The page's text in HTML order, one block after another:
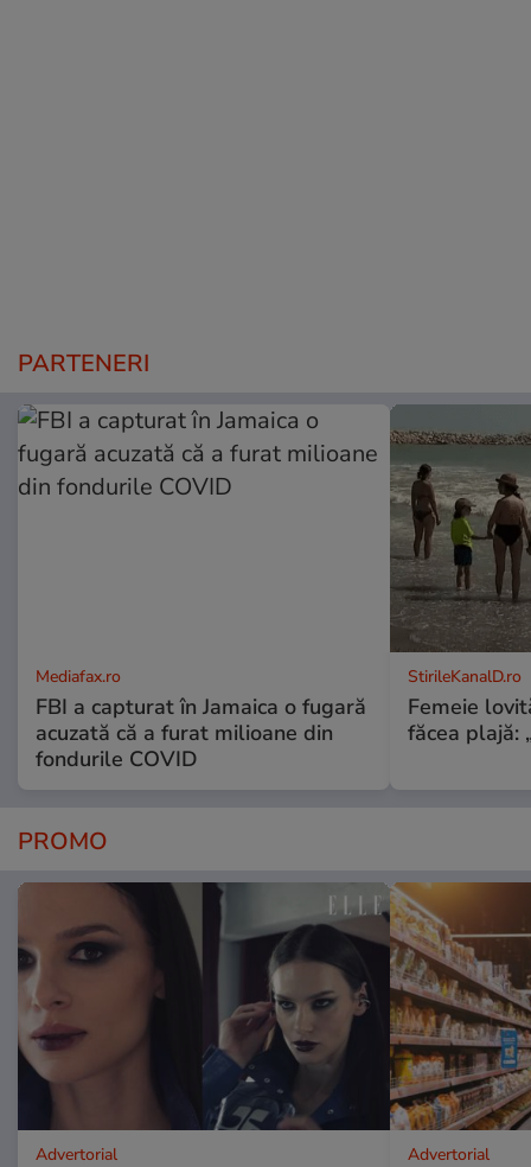
PARTENERI
Mediafax.ro
FBI a capturat în Jamaica o fugară
acuzată că a furat milioane din
fondurile COVID
StirileKanalD.ro
Femeie
făcea plajă:
PROMO
Advertorial Advertorial